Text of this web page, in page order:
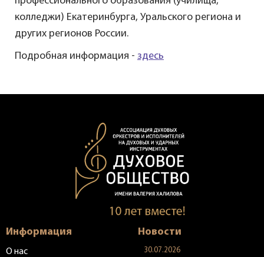
колледжи) Екатеринбурга, Уральского региона и
других регионов России.
Подробная информация - здесь
Информация
О нас
Новости
30.07.2026